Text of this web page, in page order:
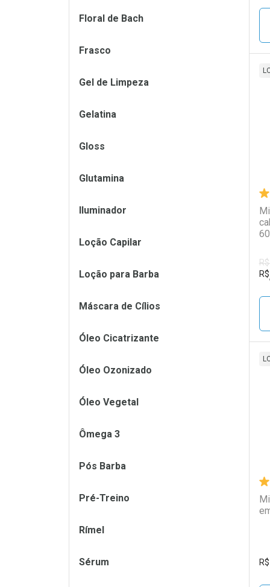
R$
R$
Floral de Bach
Frasco
Gel de Limpeza
Gelatina
Gloss
Glutamina
Iluminador
Loção Capilar
Loção para Barba
Máscara de Cílios
Óleo Cicatrizante
Óleo Ozonizado
Óleo Vegetal
Ômega 3
Pós Barba
Pré-Treino
Rímel
Sérum